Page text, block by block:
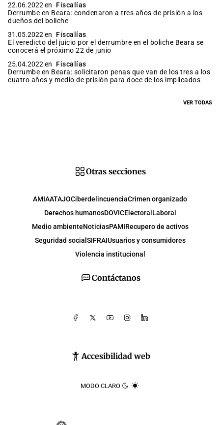
22.06.2022 en
Fiscalías
Derrumbe en Beara: condenaron a tres años de prisión a los
dueños del boliche
31.05.2022 en
Fiscalías
El veredicto del juicio por el derrumbre en el boliche Beara se
conocerá el próximo 22 de junio
25.04.2022 en
Fiscalías
Derrumbe en Beara: solicitaron penas que van de los tres a los
cuatro años y medio de prisión para doce de los implicados
VER TODAS
Contáctanos
Accesibilidad web
MODO CLARO
Otras secciones
AMIAATAJOCiberdelincuenciaCrimen organizado
Derechos humanosDOVICElectoral Laboral
Medio ambienteNoticiasPAMIRecupero de activos
Seguridad social SIFRAIUsuarios y consumidores
Violencia institucional